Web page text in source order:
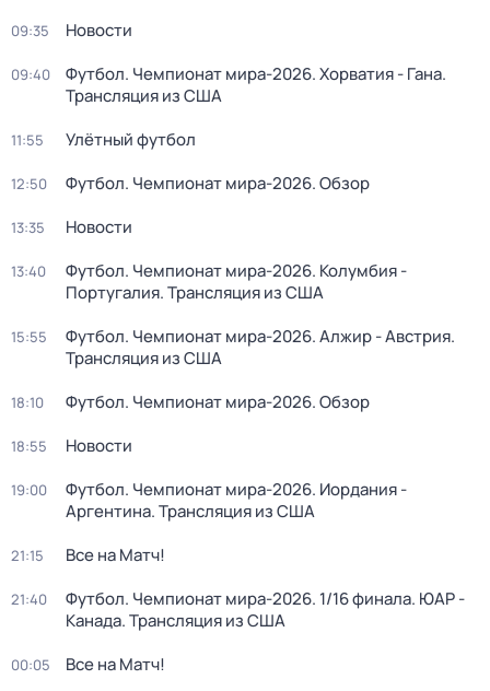
09:35 Новости
09:40
Футбол. Чемпионат мира-2026. Хорватия - Гана.
Трансляция из США
11:55 Улётный футбол
12:50 Футбол. Чемпионат мира-2026. Обзор
13:35 Новости
13:40
Футбол. Чемпионат мира-2026. Колумбия -
Португалия. Трансляция из США
15:55
Футбол. Чемпионат мира-2026. Алжир - Австрия.
Трансляция из США
18:10 Футбол. Чемпионат мира-2026. Обзор
18:55 Новости
19:00
Футбол. Чемпионат мира-2026. Иордания -
Аргентина. Трансляция из США
21:15 Все на Матч!
21:40
Футбол. Чемпионат мира-2026. 1/16 финала. ЮАР -
Канада. Трансляция из США
00:05 Все на Матч!